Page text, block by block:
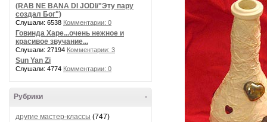
(RAB NE BANA DI JODI/"Эту пару
создал Бог")
Слушали: 6538 Комментарии: 0
Говинда Харе...очень нежное и
красивое звучание...
Слушали: 27194 Комментарии: 3
Sun Yan Zi
Слушали: 4774 Комментарии: 0
-
Рубрики
другие мастер-классы (747)